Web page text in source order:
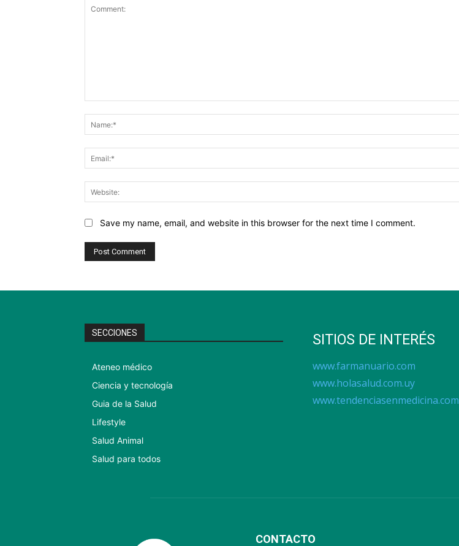
Save my name, email, and website in this browser for the next time I comment.
SECCIONES
Ateneo médico
Ciencia y tecnología
Guia de la Salud
Lifestyle
Salud Animal
Salud para todos
SITIOS DE INTERÉS
www.farmanuario.com
www.holasalud.com.uy
www.tendenciasenmedicina.com
CONTACTO